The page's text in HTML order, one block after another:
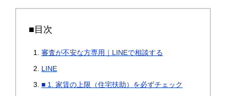
■目次
審査が不安な方専用｜LINEで相談する
LINE
■ 1. 家賃の上限（住宅扶助）を必ずチェック